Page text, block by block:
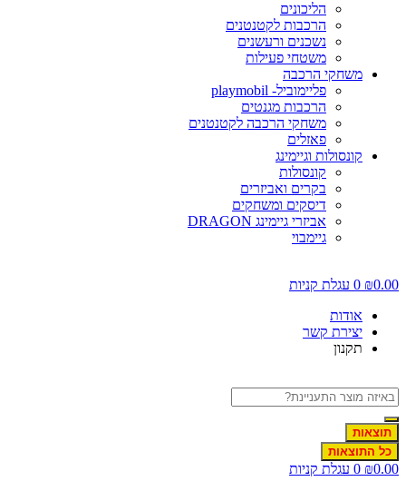
הליכונים
הרכבות לקטנטנים
נשכנים ורעשנים
משטחי פעילות
משחקי הרכבה
פליימוביל- playmobil
הרכבות מגנטים
משחקי הרכבה לקטנטנים
פאזלים
קונסולות וגיימינג
קונסולות
בקרים ואביזרים
דיסקים ומשחקים
אביזרי גיימינג DRAGON
גיימבוי
₪
0 עגלת קניות
אודות
יצירת קשר
תקנון
תוצאות
כל התוצאות
₪
0 עגלת קניות